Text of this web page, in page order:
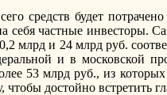
средств будет
частные инвесторы.
млрд и 24 млрд руб.
и в московской
53 млрд руб., из
достойно встретить